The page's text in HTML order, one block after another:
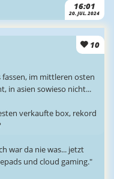
16:01
20. JUL. 2024
10
im mittleren osten
in asien sowieso nicht...
verkaufte box, rekord
war da nie was... jetzt
und cloud gaming."